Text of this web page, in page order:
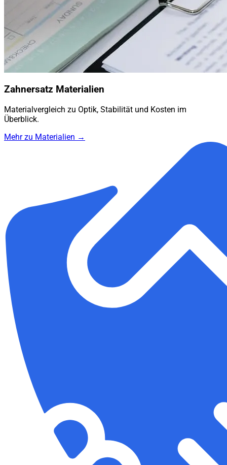
Zahnersatz Materialien
Materialvergleich zu Optik, Stabilität und Kosten im
Überblick.
Mehr zu Materialien →